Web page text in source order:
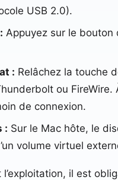
USB 2.0).
Appuyez sur le bouton
: Relâchez la touche
ou
de connexion.
: Sur le Mac hôte, le
volume virtuel
il est